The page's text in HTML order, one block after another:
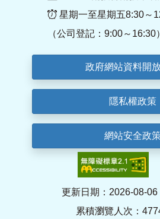
星期一至星期五8:30～
（公司登記：9:00～16:30
政府網站資料開
隱私權政策
網站安全政
更新日期：2026-08-06
累積瀏覽人次：